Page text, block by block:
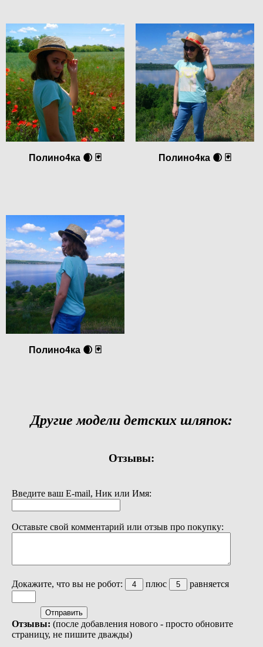
Полино4ка 🌒 🃏 Полино4ка 🌒 🃏
Полино4ка 🌒 🃏
Другие модели детских шляпок:
Отзывы:
Введите ваш E-mail, Ник или Имя:
Оставьте свой комментарий или отзыв про покупку:
Докажите, что вы не робот: плюс равняется
Отзывы: (после добавления нового - просто обновите
страницу, не пишите дважды)